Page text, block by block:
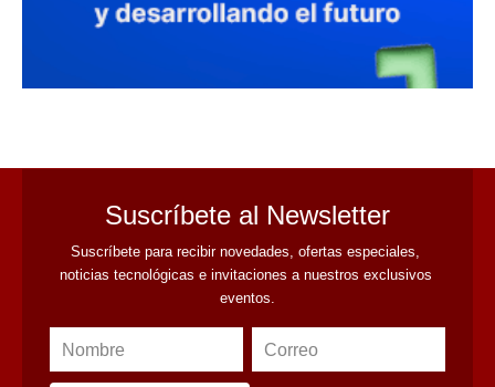
Suscríbete al Newsletter
Suscríbete para recibir novedades, ofertas especiales,
noticias tecnológicas e invitaciones a nuestros exclusivos
eventos.
Nombre Correo